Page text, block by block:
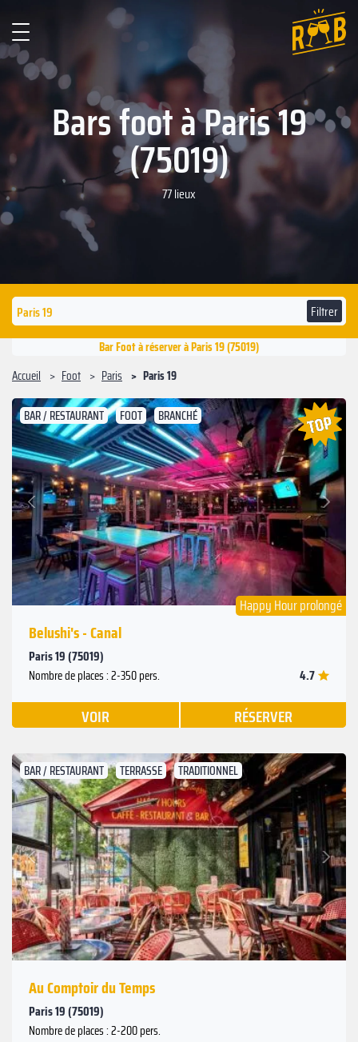
Bars foot à Paris 19
(75019)
77 lieux
Filtrer
Bar Foot à réserver à Paris 19 (75019)
Accueil
Foot Paris Paris 19
BAR / RESTAURANT FOOT BRANCHÉ
Précédent
Suivant
Happy Hour prolongé
Belushi's - Canal
Paris 19 (75019)
Nombre de places : 2-350 pers. 4.7
VOIR RÉSERVER
BAR / RESTAURANT TERRASSE TRADITIONNEL
Précédent
Suivant
Au Comptoir du Temps
Paris 19 (75019)
Nombre de places : 2-200 pers.